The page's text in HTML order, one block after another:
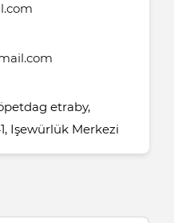
etraby,
Işewürlük Merkezi